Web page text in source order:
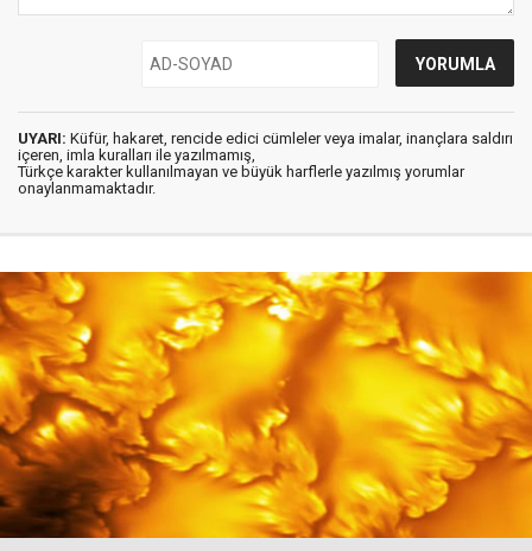
UYARI: Küfür, hakaret, rencide edici cümleler veya imalar, inançlara saldırı
içeren, imla kuralları ile yazılmamış,
Türkçe karakter kullanılmayan ve büyük harflerle yazılmış yorumlar
onaylanmamaktadır.